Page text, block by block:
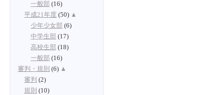
一般部 (16)
平成21年度 (50) ▲
少年少女部 (6)
中学生部 (17)
高校生部 (18)
一般部 (16)
審判・規則 (6) ▲
審判 (2)
規則 (10)